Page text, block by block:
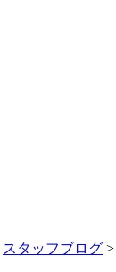
スタッフブログ >